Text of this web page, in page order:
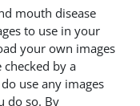
mouth disease
to use in your
your own images
by a
use any images
do so. By